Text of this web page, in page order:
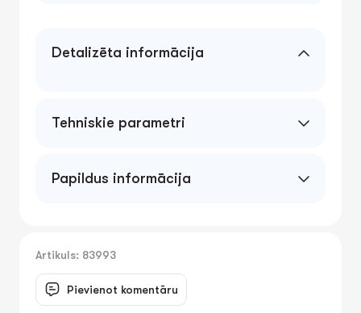
Detalizēta informācija
Tehniskie parametri
Papildus informācija
Artikuls: 83993
Pievienot komentāru